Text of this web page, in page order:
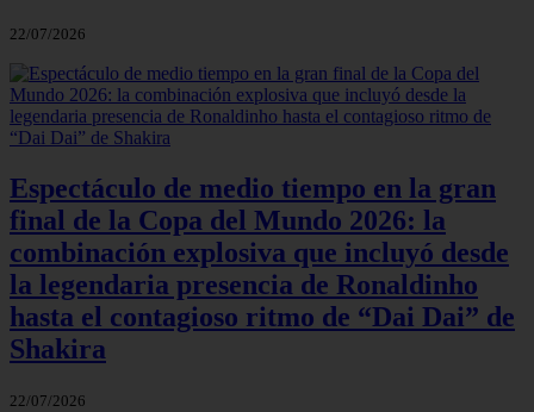
22/07/2026
Espectáculo de medio tiempo en la gran
final de la Copa del Mundo 2026: la
combinación explosiva que incluyó desde
la legendaria presencia de Ronaldinho
hasta el contagioso ritmo de “Dai Dai” de
Shakira
22/07/2026